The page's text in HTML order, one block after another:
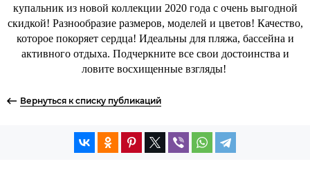
купальник из новой коллекции 2020 года c очень выгодной
скидкой! Разнообразие размеров, моделей и цветов! Качество,
которое покоряет сердца! Идеальны для пляжа, бассейна и
активного отдыха. Подчеркните все свои достоинства и
ловите восхищенные взгляды!
Вернуться к списку публикаций